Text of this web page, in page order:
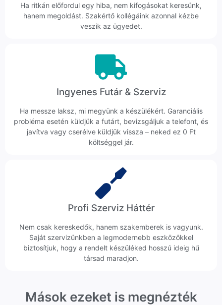
Ha ritkán előfordul egy hiba, nem kifogásokat keresünk,
hanem megoldást. Szakértő kollégáink azonnal kézbe
veszik az ügyedet.
Ingyenes Futár & Szerviz
Ha messze laksz, mi megyünk a készülékért. Garanciális
probléma esetén küldjük a futárt, bevizsgáljuk a telefont, és
javítva vagy cserélve küldjük vissza – neked ez 0 Ft
költséggel jár.
Profi Szerviz Háttér
Nem csak kereskedők, hanem szakemberek is vagyunk.
Saját szervizünkben a legmodernebb eszközökkel
biztosítjuk, hogy a rendelt készüléked hosszú ideig hű
társad maradjon.
Mások ezeket is megnézték